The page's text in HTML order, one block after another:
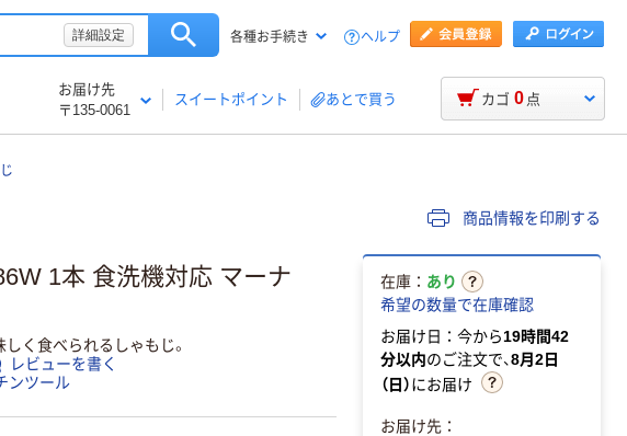
詳細設定 各種お手続き ヘルプ
お届け先
〒135-0061
スイートポイント あとで買う カゴ 0 点
商品情報を印刷する
1本 食洗機対応 マーナ
く食べられるしゃもじ。
レビューを書く
ンツール
在庫： あり
希望の数量で在庫確認
お届け日：今から19時間42
分以内のご注文で、8月2日
（日）にお届け
お届け先：